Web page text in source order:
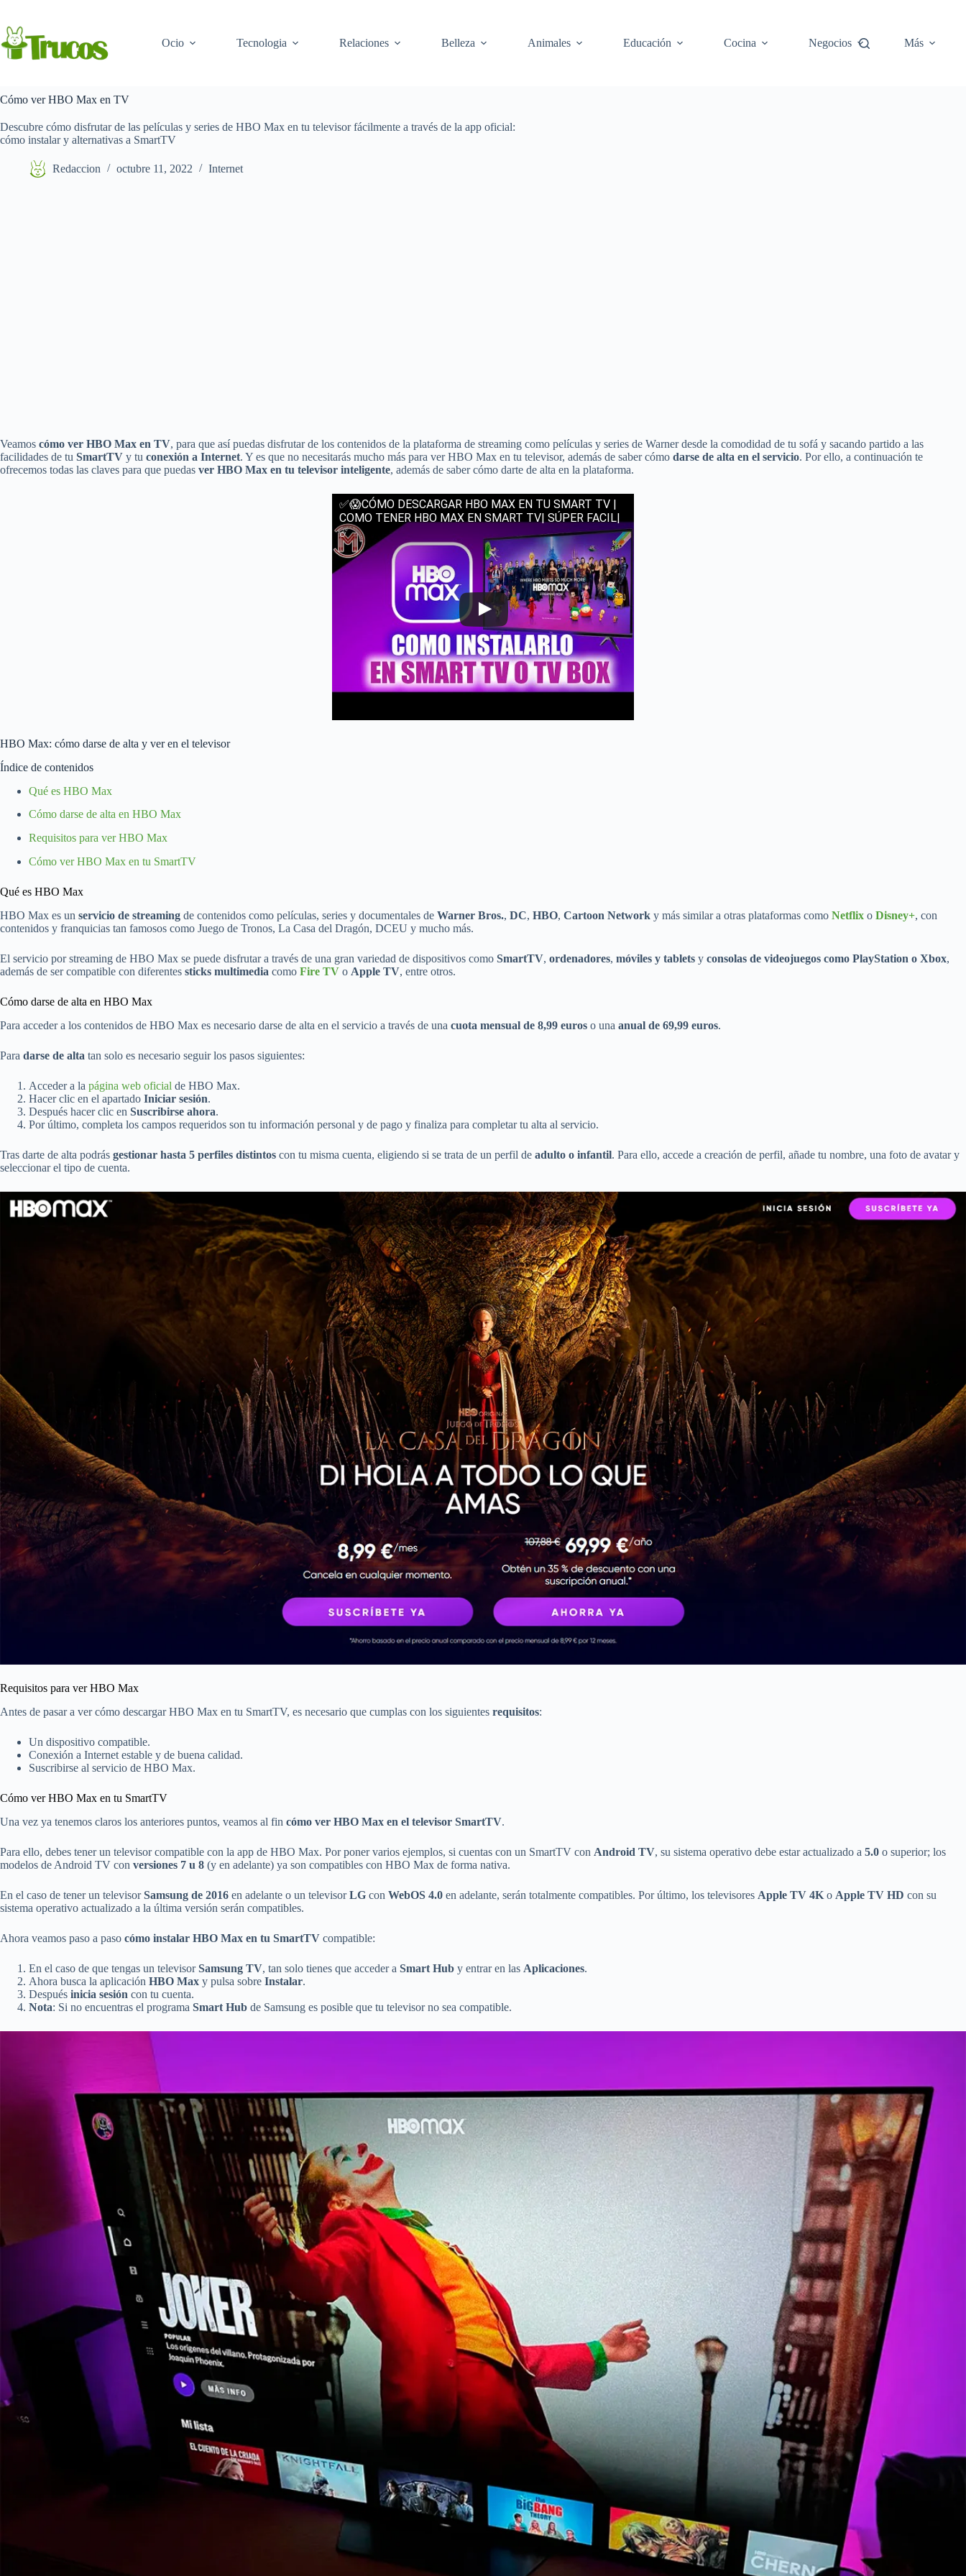
contenido
Ocio
Tecnologia Relaciones Belleza Animales Educación Cocina Negocios Más
Cómo ver HBO Max en TV
Descubre cómo disfrutar de las películas y series de HBO Max en tu televisor fácilmente a través de la app oficial:
cómo instalar y alternativas a SmartTV
Redaccion octubre 11, 2022 Internet
Veamos cómo ver HBO Max en TV, para que así puedas disfrutar de los contenidos de la plataforma de streaming como películas y series de Warner desde la comodidad de tu sofá y sacando partido a las
facilidades de tu SmartTV y tu conexión a Internet. Y es que no necesitarás mucho más para ver HBO Max en tu televisor, además de saber cómo darse de alta en el servicio. Por ello, a continuación te
ofrecemos todas las claves para que puedas ver HBO Max en tu televisor inteligente, además de saber cómo darte de alta en la plataforma.
✅😱CÓMO DESCARGAR HBO MAX EN TU SMART TV |
COMO TENER HBO MAX EN SMART TV| SÚPER FACIL|
☄️
HBO Max: cómo darse de alta y ver en el televisor
Índice de contenidos
Qué es HBO Max
Cómo darse de alta en HBO Max
Requisitos para ver HBO Max
Cómo ver HBO Max en tu SmartTV
Qué es HBO Max
HBO Max es un servicio de streaming de contenidos como películas, series y documentales de Warner Bros., DC, HBO, Cartoon Network y más similar a otras plataformas como Netflix o Disney+, con
contenidos y franquicias tan famosos como Juego de Tronos, La Casa del Dragón, DCEU y mucho más.
El servicio por streaming de HBO Max se puede disfrutar a través de una gran variedad de dispositivos como SmartTV, ordenadores, móviles y tablets y consolas de videojuegos como PlayStation o Xbox,
además de ser compatible con diferentes sticks multimedia como Fire TV o Apple TV, entre otros.
Cómo darse de alta en HBO Max
Para acceder a los contenidos de HBO Max es necesario darse de alta en el servicio a través de una cuota mensual de 8,99 euros o una anual de 69,99 euros.
Para darse de alta tan solo es necesario seguir los pasos siguientes:
Acceder a la página web oficial de HBO Max.
Hacer clic en el apartado Iniciar sesión.
Después hacer clic en Suscribirse ahora.
Por último, completa los campos requeridos son tu información personal y de pago y finaliza para completar tu alta al servicio.
Tras darte de alta podrás gestionar hasta 5 perfiles distintos con tu misma cuenta, eligiendo si se trata de un perfil de adulto o infantil. Para ello, accede a creación de perfil, añade tu nombre, una foto de avatar y
seleccionar el tipo de cuenta.
Requisitos para ver HBO Max
Antes de pasar a ver cómo descargar HBO Max en tu SmartTV, es necesario que cumplas con los siguientes requisitos:
Un dispositivo compatible.
Conexión a Internet estable y de buena calidad.
Suscribirse al servicio de HBO Max.
Cómo ver HBO Max en tu SmartTV
Una vez ya tenemos claros los anteriores puntos, veamos al fin cómo ver HBO Max en el televisor SmartTV.
Para ello, debes tener un televisor compatible con la app de HBO Max. Por poner varios ejemplos, si cuentas con un SmartTV con Android TV, su sistema operativo debe estar actualizado a 5.0 o superior; los
modelos de Android TV con versiones 7 u 8 (y en adelante) ya son compatibles con HBO Max de forma nativa.
En el caso de tener un televisorSamsung de 2016 en adelante o un televisorLG con WebOS 4.0 en adelante, serán totalmente compatibles. Por último, los televisores Apple TV 4K o Apple TV HD con su
sistema operativo actualizado a la última versión serán compatibles.
Ahora veamos paso a paso cómo instalar HBO Max en tu SmartTV compatible:
En el caso de que tengas un televisorSamsung TV, tan solo tienes que acceder a Smart Hub y entrar en las Aplicaciones.
Ahora busca la aplicación HBO Max y pulsa sobre Instalar.
Después inicia sesión con tu cuenta.
Nota: Si no encuentras el programa Smart Hub de Samsung es posible que tu televisor no sea compatible.